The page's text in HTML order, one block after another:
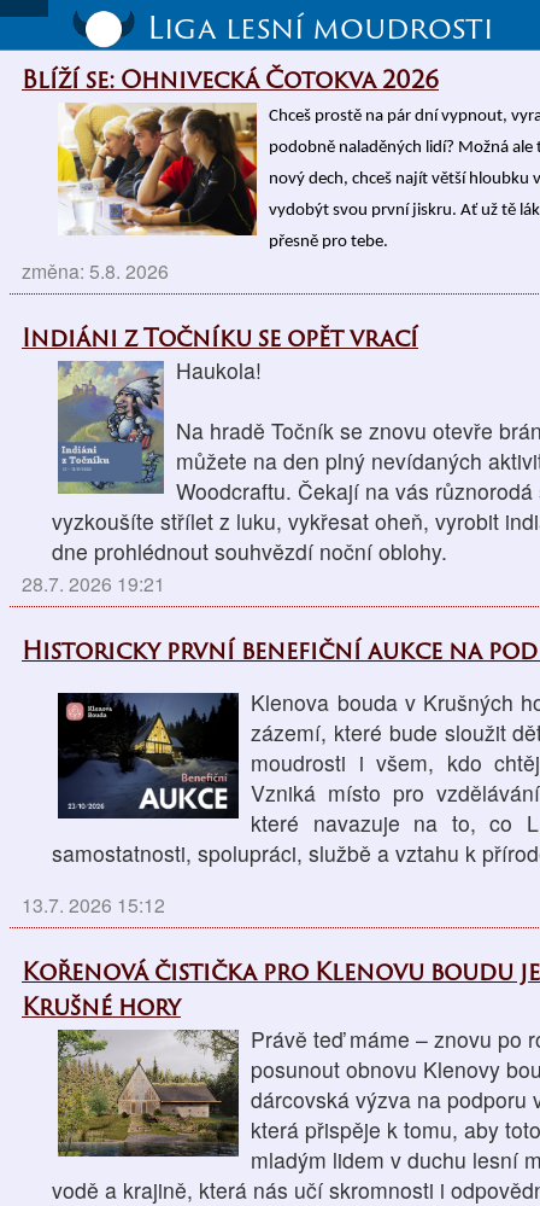
Liga lesní moudrosti
Blíží se: Ohnivecká Čotokva 2026
Chceš prostě na pár dní vypnout,
podobně naladěných lidí? Možná
nový dech, chceš najít větší hloubku
vydobýt svou první jiskru. Ať už tě
přesně pro tebe.
změna: 5.8. 2026
Indiáni z Točníku se opět vrací
Haukola!
Na hradě Točník se znovu otevře
můžete na den plný nevídaných
Woodcraftu. Čekají na vás
vyzkoušíte střílet z luku, vykřesat oheň, vyrobit
dne prohlédnout souhvězdí noční oblohy.
28.7. 2026 19:21
Historicky první benefiční aukce na
Klenova bouda v Krušných
zázemí, které bude sloužit
moudrosti i všem, kdo
Vzniká místo pro
které navazuje na to, co
samostatnosti, spolupráci, službě a vztahu k
13.7. 2026 15:12
Kořenová čistička pro Klenovu boudu
Krušné hory
Právě teď máme – znovu po
posunout obnovu Klenovy
dárcovská výzva na podporu
která přispěje k tomu, aby
mladým lidem v duchu lesní
vodě a krajině, která nás učí skromnosti i